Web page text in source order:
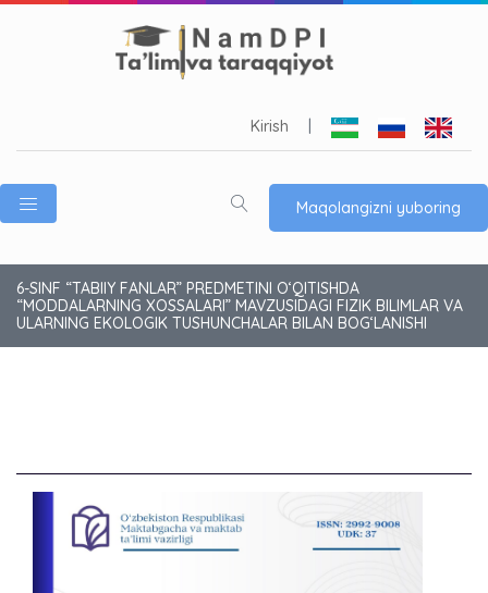
Kirish
Maqolangizni yuboring
6-SINF “TABIIY FANLAR” PREDMETINI OʻQITISHDA
“MODDALARNING XOSSALARI” MAVZUSIDAGI FIZIK BILIMLAR VA
ULARNING EKOLOGIK TUSHUNCHALAR BILAN BOG‘LANISHI